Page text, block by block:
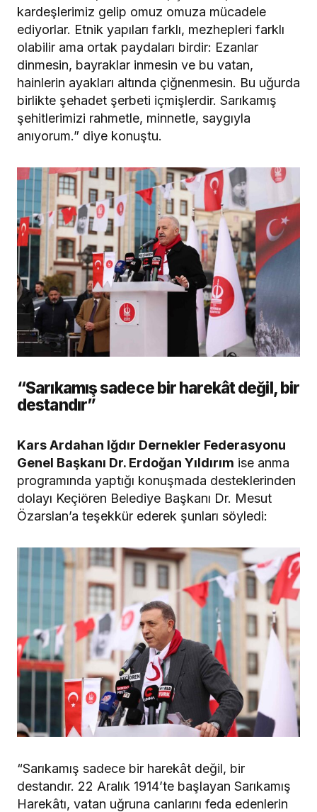
kardeşlerimiz gelip omuz omuza mücadele
ediyorlar. Etnik yapıları farklı, mezhepleri farklı
olabilir ama ortak paydaları birdir: Ezanlar
dinmesin, bayraklar inmesin ve bu vatan,
hainlerin ayakları altında çiğnenmesin. Bu uğurda
birlikte şehadet şerbeti içmişlerdir. Sarıkamış
şehitlerimizi rahmetle, minnetle, saygıyla
anıyorum.” diye konuştu.
“Sarıkamış sadece bir harekât değil, bir
destandır”
Kars Ardahan Iğdır Dernekler Federasyonu
Genel Başkanı Dr. Erdoğan Yıldırım ise anma
programında yaptığı konuşmada desteklerinden
dolayı Keçiören Belediye Başkanı Dr. Mesut
Özarslan’a teşekkür ederek şunları söyledi:
“Sarıkamış sadece bir harekât değil, bir
destandır. 22 Aralık 1914’te başlayan Sarıkamış
Harekâtı, vatan uğruna canlarını feda edenlerin